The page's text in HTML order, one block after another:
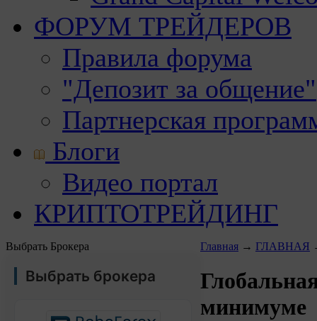
ФОРУМ ТРЕЙДЕРОВ
Правила форума
"Депозит за общение"
Партнерская
Блоги
Видео портал
КРИПТОТРЕЙДИНГ
Выбрать Брокера
Выбрать брокера
Главная → ГЛАВНАЯ
минимуме